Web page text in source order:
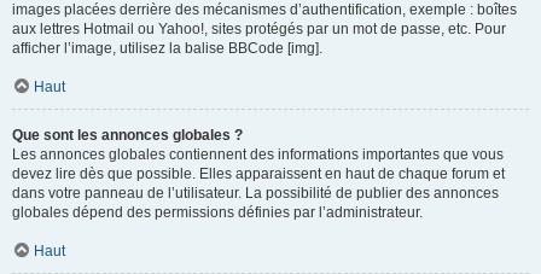
images placées derrière des mécanismes d’authentification, exemple : boîtes
aux lettres Hotmail ou Yahoo!, sites protégés par un mot de passe, etc. Pour
afficher l’image, utilisez la balise BBCode [img].
Haut
Que sont les annonces globales ?
Les annonces globales contiennent des informations importantes que vous
devez lire dès que possible. Elles apparaissent en haut de chaque forum et
dans votre panneau de l’utilisateur. La possibilité de publier des annonces
globales dépend des permissions définies par l’administrateur.
Haut